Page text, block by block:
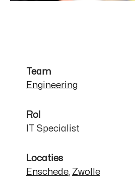
Team
Engineering
Rol
IT Specialist
Locaties
Enschede, Zwolle